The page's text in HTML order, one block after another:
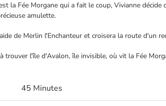
la Fée Morgane qui a fait le coup, Vivianne décide
amulette.
de Merlin l'Enchanteur et croisera la route d'un
trouver l'île d'Avalon, île invisible, où vit la Fée
45 Minutes